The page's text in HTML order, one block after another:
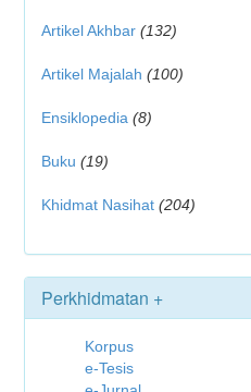
Artikel Akhbar (132)
Artikel Majalah (100)
Ensiklopedia (8)
Buku (19)
Khidmat Nasihat (204)
Perkhidmatan +
Korpus
e-Tesis